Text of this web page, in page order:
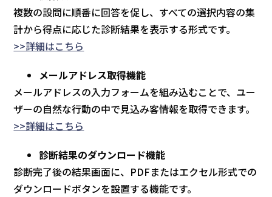
複数の設問に順番に回答を促し、すべての選択内容の集
計から得点に応じた診断結果を表示する形式です。
>>詳細はこちら
メールアドレス取得機能
メールアドレスの入力フォームを組み込むことで、ユー
ザーの自然な行動の中で見込み客情報を取得できます。
>>詳細はこちら
診断結果のダウンロード機能
診断完了後の結果画面に、PDFまたはエクセル形式での
ダウンロードボタンを設置する機能です。